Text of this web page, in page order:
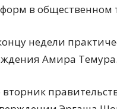
в общественном
недели
Амира
вторник